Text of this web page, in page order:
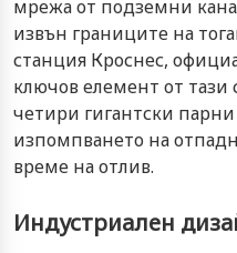
мрежа от подземни
извън границите на
станция Кроснес,
ключов елемент от тази
четири гигантски
изпомпването на
време на отлив.
Индустриален